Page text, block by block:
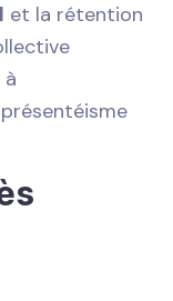
et la rétention
à